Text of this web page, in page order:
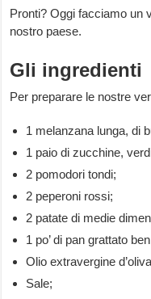
Pronti? Oggi facciamo un
nostro paese.
Gli ingredienti
Per preparare le nostre
1 melanzana lunga, di
1 paio di zucchine,
2 pomodori tondi;
2 peperoni rossi;
2 patate di medie
1 po’ di pan grattato
Olio extravergine
Sale;